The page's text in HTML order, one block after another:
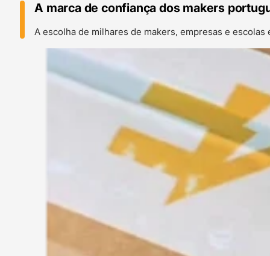
A marca de confiança dos makers
A escolha de milhares de makers, empresas e escolas